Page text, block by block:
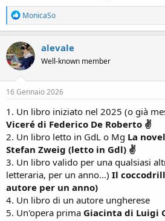
R
e
a
c
t
i
o
n
s
MonicaSo
alevale
Well-known member
16 Gennaio 2026
1. Un libro iniziato nel 2025 (o già
Viceré di Federico De Roberto ✌
2. Un libro letto in GdL o Mg La
Stefan Zweig (letto in Gdl) ✌
3. Un libro valido per una qualsiasi
letteraria, per un anno...) Il
autore per un anno)
4. Un libro di un autore ungherese
5. Un'opera prima Giacinta di Luigi